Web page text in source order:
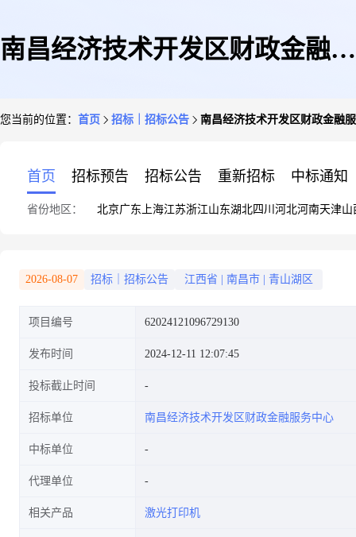
南昌经济技术开发区财政金融服
您当前的位置： 首页 招标｜招标公告 南昌经济技术开发区财政金融
首页 招标预告 招标公告 重新招标 中标通知
省份地区： 北京广东 上海江苏浙江山东湖北四川 河北河南天津山
2026-08-07 招标｜招标公告 江西省 南昌市 青山湖区
项目编号 62024121096729130
发布时间 2024-12-11 12:07:45
投标截止时间
招标单位 南昌经济技术开发区财政金融服务中心
中标单位
代理单位
相关产品 激光打印机